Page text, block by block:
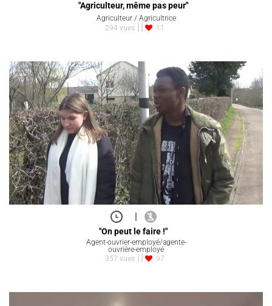
"Agriculteur, même pas peur"
Agriculteur / Agricultrice
294 vues
11
|
"On peut le faire !"
Agent-ouvrier-employé/agente-
ouvrière-employé
357 vues
97